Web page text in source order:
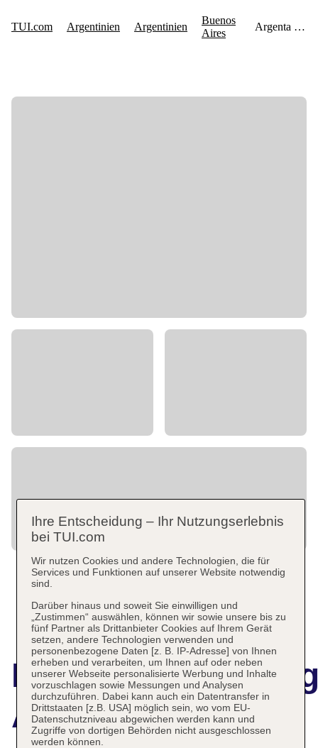
Argenta Towers
Ihre Entscheidung – Ihr Nutzungserlebnis
bei TUI.com
Wir nutzen Cookies und andere Technologien, die für
Services und Funktionen auf unserer Website notwendig
sind.
Darüber hinaus und soweit Sie einwilligen und
„Zustimmen“ auswählen, können wir sowie unsere bis zu
fünf Partner als Drittanbieter Cookies auf Ihrem Gerät
setzen, andere Technologien verwenden und
personenbezogene Daten [z. B. IP-Adresse] von Ihnen
erheben und verarbeiten, um Ihnen auf oder neben
unserer Webseite personalisierte Werbung und Inhalte
vorzuschlagen sowie Messungen und Analysen
durchzuführen. Dabei kann auch ein Datentransfer in
Drittstaaten [z.B. USA] möglich sein, wo vom EU-
Datenschutzniveau abgewichen werden kann und
Zugriffe von dortigen Behörden nicht ausgeschlossen
werden können.